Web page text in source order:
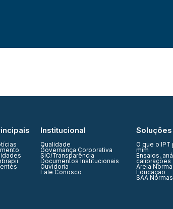
Institucional
Qualidade
Governança Corporativa
SIC/Transparência
Documentos Institucionais
Ouvidoria
Fale Conosco
O que o
mim
Ensaios,
calibrações
Areia Normal
Educação
SAA